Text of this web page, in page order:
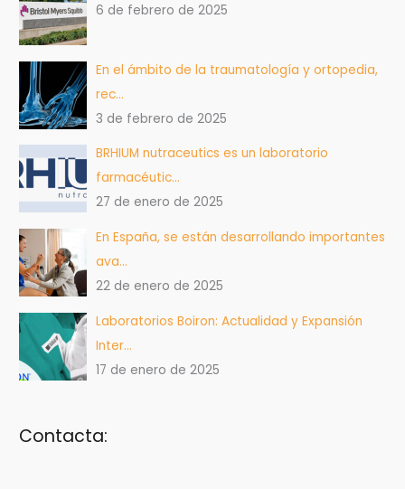
6 de febrero de 2025
En el ámbito de la traumatología y ortopedia,
rec…
3 de febrero de 2025
BRHIUM nutraceutics es un laboratorio
farmacéutic…
27 de enero de 2025
En España, se están desarrollando importantes
ava…
22 de enero de 2025
Laboratorios Boiron: Actualidad y Expansión
Inter…
17 de enero de 2025
Contacta: